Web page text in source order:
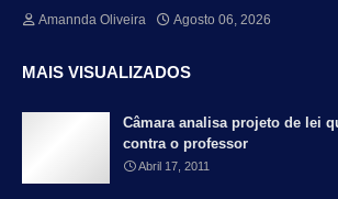
Amannda Oliveira Agosto 06, 2026
MAIS VISUALIZADOS
Câmara analisa projeto de lei
contra o professor
Abril 17, 2011